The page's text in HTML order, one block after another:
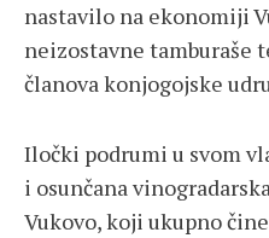
nastavilo na ekonomiji
neizostavne tamburaše
članova konjogojske
Iločki podrumi u svom
i osunčana
Vukovo, koji ukupno